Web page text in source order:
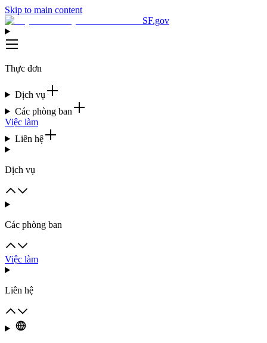
Skip to main content
SF.gov
Thực đơn
Dịch vụ
Các phòng ban
Việc làm
Liên hệ
Dịch vụ
Các phòng ban
Việc làm
Liên hệ